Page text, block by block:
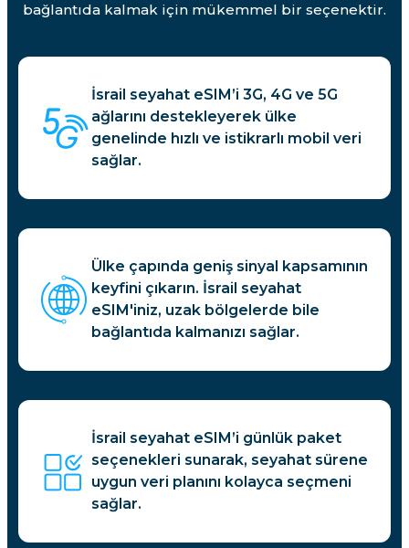
bağlantıda kalmak için mükemmel bir seçenektir.
İsrail seyahat eSIM’i 3G, 4G ve 5G
ağlarını destekleyerek ülke
genelinde hızlı ve istikrarlı mobil veri
sağlar.
Ülke çapında geniş sinyal kapsamının
keyfini çıkarın. İsrail seyahat
eSIM'iniz, uzak bölgelerde bile
bağlantıda kalmanızı sağlar.
İsrail seyahat eSIM’i günlük paket
seçenekleri sunarak, seyahat sürene
uygun veri planını kolayca seçmeni
sağlar.